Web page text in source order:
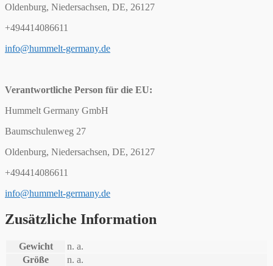
Oldenburg, Niedersachsen, DE, 26127
+494414086611
info@hummelt-germany.de
Verantwortliche Person für die EU:
Hummelt Germany GmbH
Baumschulenweg 27
Oldenburg, Niedersachsen, DE, 26127
+494414086611
info@hummelt-germany.de
Zusätzliche Information
Gewicht
n. a.
Größe
n. a.